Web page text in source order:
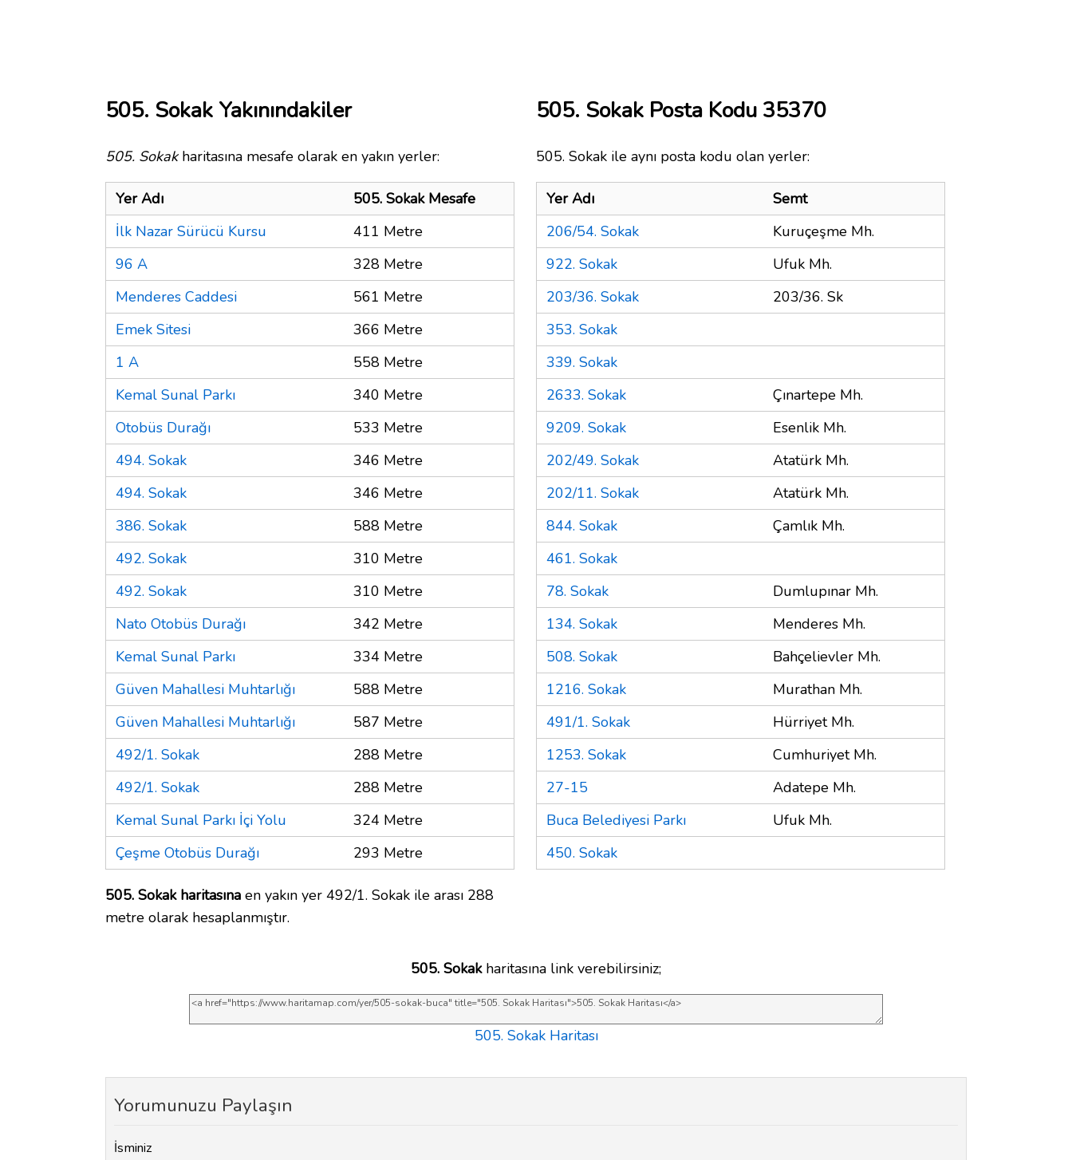
505. Sokak Yakınındakiler
505. Sokakharitasına mesafe olarak en yakın yerler:
Yer Adı
505. Sokak Mesafe
İlk Nazar Sürücü Kursu
411 Metre
96 A
328 Metre
Menderes Caddesi
561 Metre
Emek Sitesi
366 Metre
1 A
558 Metre
Kemal Sunal Parkı
340 Metre
Otobüs Durağı
533 Metre
494. Sokak
346 Metre
494. Sokak
346 Metre
386. Sokak
588 Metre
492. Sokak
310 Metre
492. Sokak
310 Metre
Nato Otobüs Durağı
342 Metre
Kemal Sunal Parkı
334 Metre
Güven Mahallesi Muhtarlığı
588 Metre
Güven Mahallesi Muhtarlığı
587 Metre
492/1. Sokak
288 Metre
492/1. Sokak
288 Metre
Kemal Sunal Parkı İçi Yolu
324 Metre
Çeşme Otobüs Durağı
293 Metre
505. Sokak haritasına en yakın yer 492/1. Sokak ile arası 288
metre olarak hesaplanmıştır.
505. Sokak Posta Kodu 35370
505. Sokak ile aynı posta kodu olan yerler:
Yer Adı
Semt
206/54. Sokak
Kuruçeşme Mh.
922. Sokak
Ufuk Mh.
203/36. Sokak
203/36. Sk
353. Sokak
339. Sokak
2633. Sokak
Çınartepe Mh.
9209. Sokak
Esenlik Mh.
202/49. Sokak
Atatürk Mh.
202/11. Sokak
Atatürk Mh.
844. Sokak
Çamlık Mh.
461. Sokak
78. Sokak
Dumlupınar Mh.
134. Sokak
Menderes Mh.
508. Sokak
Bahçelievler Mh.
1216. Sokak
Murathan Mh.
491/1. Sokak
Hürriyet Mh.
1253. Sokak
Cumhuriyet Mh.
27-15
Adatepe Mh.
Buca Belediyesi Parkı
Ufuk Mh.
450. Sokak
505. Sokakharitasına link verebilirsiniz;
505. Sokak Haritası
Yorumunuzu Paylaşın
İsminiz